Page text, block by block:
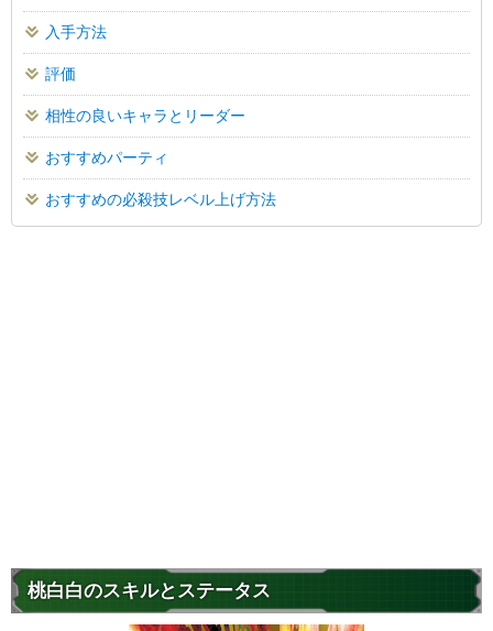
入手方法
評価
相性の良いキャラとリーダー
おすすめパーティ
おすすめの必殺技レベル上げ方法
桃白白のスキルとステータス